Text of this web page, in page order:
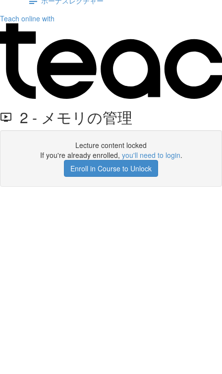
Teach online with
2 - メモリの管理
Lecture content locked
If you're already enrolled, you'll need to login.
Enroll in Course to Unlock